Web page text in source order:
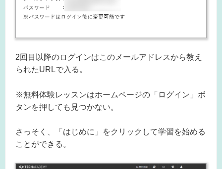
2回目以降のログインはこのメールアドレスから教え
られたURLで入る。
※無料体験レッスンはホームページの「ログイン」ボ
タンを押しても見つかない。
さっそく、「はじめに」をクリックして学習を始める
ことができる。